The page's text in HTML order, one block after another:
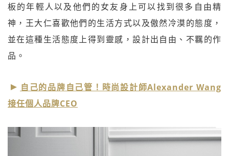
板的年輕人以及他們的女友身上可以找到很多自由精
神，王大仁喜歡他們的生活方式以及傲然冷漠的態度，
並在這種生活態度上得到靈感，設計出自由、不羈的作
品。
自己的品牌自己管！時尚設計師Alexander Wang
接任個人品牌CEO